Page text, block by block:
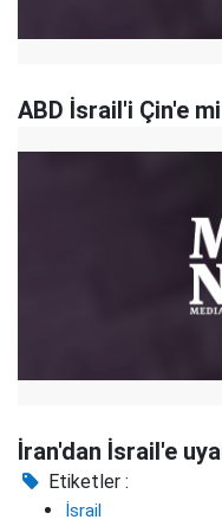
ABD İsrail'i Çin'e
İran'dan İsrail'e
Etiketler :
İsrail